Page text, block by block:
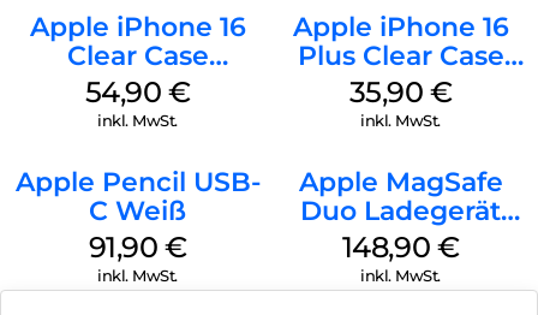
Apple iPhone 16
Clear Case
MagSafe
Transparent
54,90 €
inkl. MwSt.
Apple iPhone 16
Plus Clear Case
MagSafe
Transparent
35,90 €
inkl. MwSt.
Apple Pencil USB-
C Weiß
91,90 €
inkl. MwSt.
Apple MagSafe
Duo Ladegerät
Weiß
148,90 €
inkl. MwSt.